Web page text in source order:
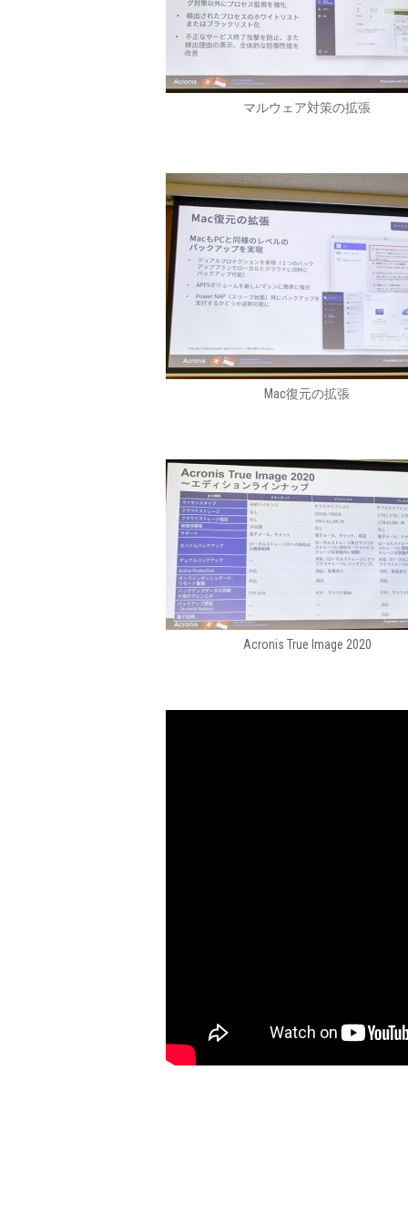
マルウェア対策の拡張
Mac復元の拡張
Acronis True Image 2020